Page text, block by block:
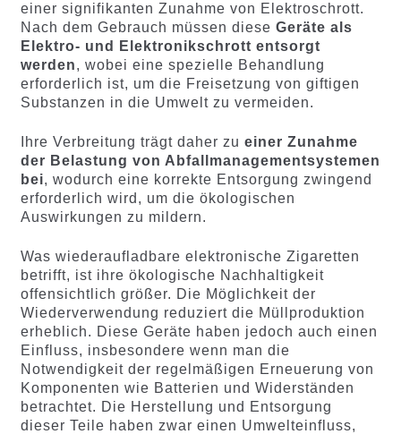
einer signifikanten Zunahme von Elektroschrott.
Nach dem Gebrauch müssen diese Geräte als
Elektro- und Elektronikschrott entsorgt
werden, wobei eine spezielle Behandlung
erforderlich ist, um die Freisetzung von giftigen
Substanzen in die Umwelt zu vermeiden.
Ihre Verbreitung trägt daher zu einer Zunahme
der Belastung von Abfallmanagementsystemen
bei, wodurch eine korrekte Entsorgung zwingend
erforderlich wird, um die ökologischen
Auswirkungen zu mildern.
Was wiederaufladbare elektronische Zigaretten
betrifft, ist ihre ökologische Nachhaltigkeit
offensichtlich größer. Die Möglichkeit der
Wiederverwendung reduziert die Müllproduktion
erheblich. Diese Geräte haben jedoch auch einen
Einfluss, insbesondere wenn man die
Notwendigkeit der regelmäßigen Erneuerung von
Komponenten wie Batterien und Widerständen
betrachtet. Die Herstellung und Entsorgung
dieser Teile haben zwar einen Umwelteinfluss,